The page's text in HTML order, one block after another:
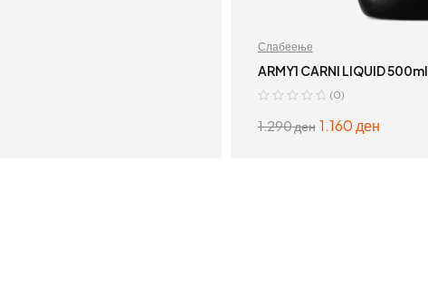
Слабеење
ARMY1 CARNI LIQUID 500ml
(0)
1.290ден 1.160ден